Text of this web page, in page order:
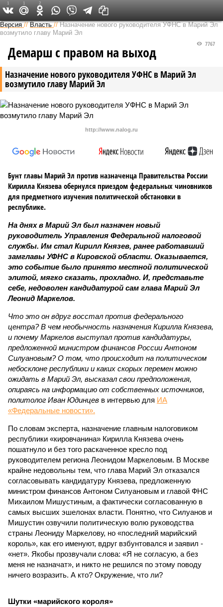
Версия в Чувашии
Версия //Власть //Назначение нового руководителя УФНС в Марий Эл
возмутило главу Марий Эл
Назначение нового руководителя УФНС в Марий Эл
возмутило главу Марий Эл
7767
Демарш с правом на выход
http://www.nalog.ru
Бунт главы Марий Эл против назначенца Правительства России
Кирилла Князева обернулся приездом федеральных чиновников
для предметного изучения политической обстановки в
республике.
На днях в Марий Эл был назначен новый
руководитель Управления Федеральной налоговой
службы. Им стал Кирилл Князев, ранее работавший
замглавы УФНС в Кировской области. Оказывается,
это событие было принято местной политической
элитой, мягко сказать, прохладно. И, представьте
себе, недоволен кандидатурой сам глава Марий Эл
Леонид Маркелов.
Что это он вдруг восстал против федерального
центра? В чем необычность назначения Кирилла Князева,
и почему Маркелов выступал против кандидатуры,
предложенной министром финансов России Антоном
Силуановым? О том, что происходит на политическом
небосклоне республики и каких скорых перемен можно
ожидать в Марий Эл, высказал свои предположения,
опираясь на информацию от собственных источников,
политолог Иван Юдинцев в интервью для ИА
«Федеральные новости».
По словам эксперта, назначение главным налоговиком
республики «кировчанина» Кирилла Князева очень
пошатнуло и без того раскаченное кресло под
руководителем региона Леонидом Маркеловым. В Москве
крайне недовольны тем, что глава Марий Эл отказался
согласовывать кандидатуру Князева, предложенную
министром финансов Антоном Силуановым и главой ФНС
Михаилом Мишустиным, а фактически согласованную в
самых высших эшелонах власти. Понятно, что Силуанов и
Мишустин озвучили политическую волю руководства
страны Леониду Маркелову, но «последний марийский
король», как его именуют, вдруг взбунтовался и заявил -
«нет». Якобы прозвучали слова: «Я не согласую, а без
меня не назначат», и никто не решился по этому поводу
ничего возразить. А кто? Окружение, что ли?
Шутки «марийского короля»
1 1 2